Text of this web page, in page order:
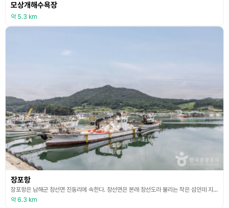
모상개해수욕장
약 5.3 km
장포항
장포항은 남해군 창선면 진동리에 속한다. 창선면은 본래 창선도라 불리는 작은 섬인데 지금은 연륙교 덕분으로 교통이 편리한 섬이 되었다. 남해군 지족마을과는 1980년에 개통한 창선교로 이어지며, 북동쪽으로는 2003년 삼천포대교와 늑도대교, 창선대교로 육지와 연결되었다. 빨간 등대와 하얀 등대, 항구 주변 갯바위는 잘 알려진 장포항권 낚시 포인트다. 장포항 주변 갯바위에선 감성돔, 볼락, 열기 등이 잘 잡혀 주말이면 낚시꾼을 갯바위 포인트로 날라주는 어
약 6.3 km